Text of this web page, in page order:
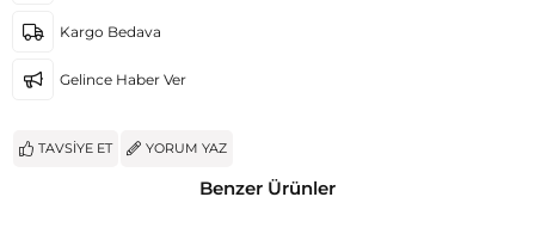
Kargo Bedava
Gelince Haber Ver
TAVSIYE ET YORUM YAZ
Benzer Ürünler